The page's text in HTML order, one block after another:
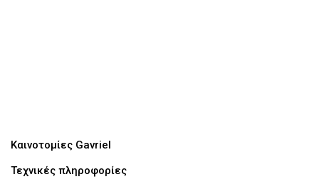
Καινοτομίες Gavriel
Τεχνικές πληροφορίες